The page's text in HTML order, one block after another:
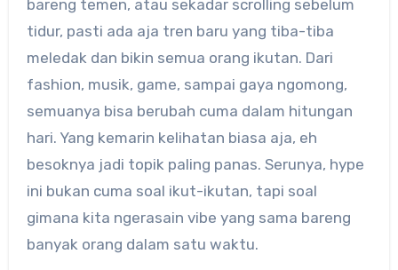
bareng temen, atau sekadar scrolling sebelum
tidur, pasti ada aja tren baru yang tiba-tiba
meledak dan bikin semua orang ikutan. Dari
fashion, musik, game, sampai gaya ngomong,
semuanya bisa berubah cuma dalam hitungan
hari. Yang kemarin kelihatan biasa aja, eh
besoknya jadi topik paling panas. Serunya, hype
ini bukan cuma soal ikut-ikutan, tapi soal
gimana kita ngerasain vibe yang sama bareng
banyak orang dalam satu waktu.